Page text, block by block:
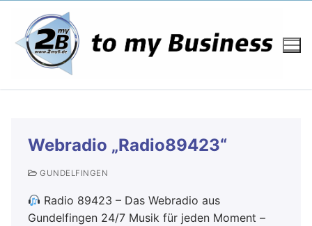
Webradio „Radio89423“
GUNDELFINGEN
Radio 89423 – Das Webradio aus
Gundelfingen 24/7 Musik für jeden Moment –